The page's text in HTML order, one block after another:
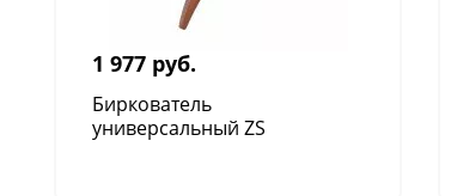
1 977 руб.
Биркователь
универсальный ZS